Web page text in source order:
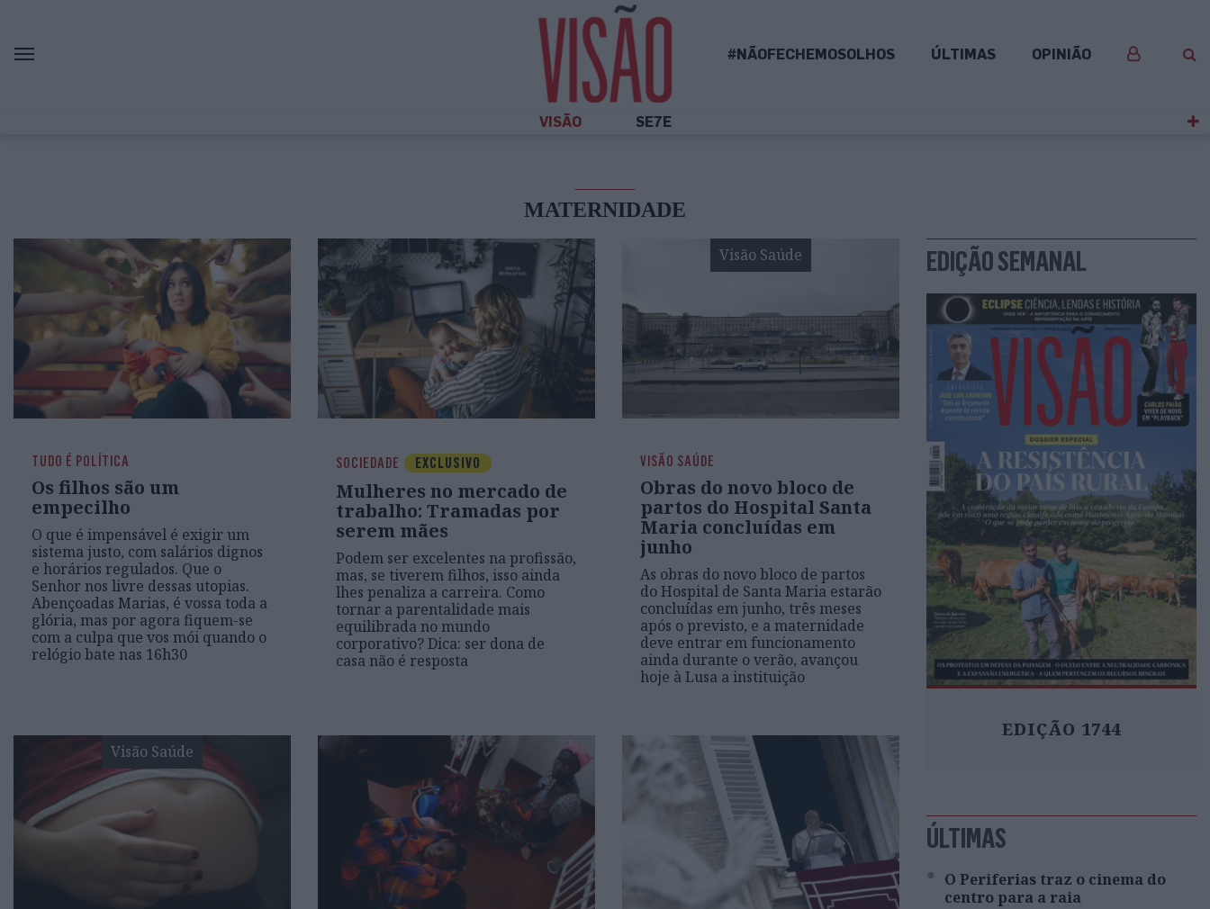
#NÃOFECHEMOSOLHOS ÚLTIMAS OPINIÃO
VISÃO SE7E
MATERNIDADE
TUDO É POLÍTICA
Os filhos são um
empecilho
O que é impensável é exigir um
sistema justo, com salários dignos
e horários regulados. Que o
Senhor nos livre dessas utopias.
Abençoadas Marias, é vossa toda a
glória, mas por agora fiquem-se
com a culpa que vos mói quando o
relógio bate nas 16h30
SOCIEDADE EXCLUSIVO
Mulheres no mercado de
trabalho: Tramadas por
serem mães
Podem ser excelentes na profissão,
mas, se tiverem filhos, isso ainda
lhes penaliza a carreira. Como
tornar a parentalidade mais
equilibrada no mundo
corporativo? Dica: ser dona de
casa não é resposta
Visão Saúde
VISÃO SAÚDE
Obras do novo bloco de
partos do Hospital Santa
Maria concluídas em
junho
As obras do novo bloco de partos
do Hospital de Santa Maria estarão
concluídas em junho, três meses
após o previsto, e a maternidade
deve entrar em funcionamento
ainda durante o verão, avançou
hoje à Lusa a instituição
Visão Saúde
EDIÇÃO SEMANAL
EDIÇÃO 1744
ÚLTIMAS
O Periferias traz o cinema do
centro para a raia